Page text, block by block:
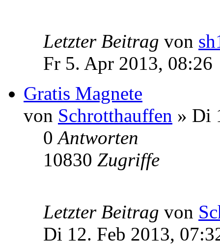
Letzter Beitrag von
Fr 5. Apr 2013, 08:26
Gratis Magnete
von Schrotthauffen » Di
0Antworten
10830 Zugriffe
Letzter Beitrag von
Di 12. Feb 2013,